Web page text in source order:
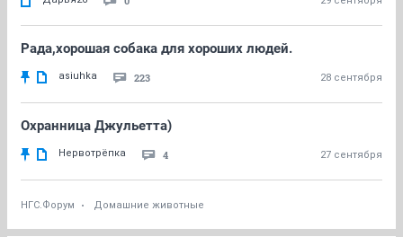
Рада,хорошая собака для хороших людей.
asiuhka 223 28 сентября
Охранница Джульетта)
Нервотрёпка 4 27 сентября
НГС.Форум Домашние животные